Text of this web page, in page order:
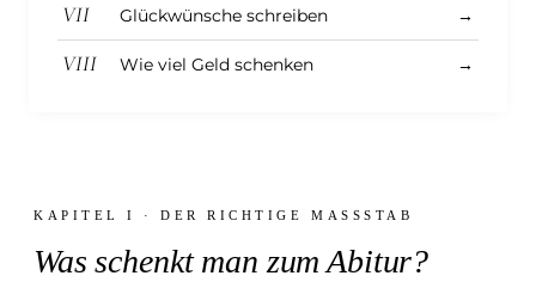
VII Glückwünsche schreiben →
VIII Wie viel Geld schenken →
KAPITEL I · DER RICHTIGE MASSSTAB
Was schenkt man zum Abitur?